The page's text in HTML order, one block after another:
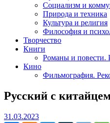
Социализм и
Природа и техника
Культура и религия
Философия и
Творчество
Книги
Романы и повести.
Кино
Фильмография.
Русский с
31.03.202331.03.2023